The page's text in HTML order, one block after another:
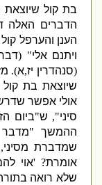
בת קול שיוצאת
הדברים האלה
הענן והערפל קול
ויתנם אלי" (
סנהדרין יז, א).
שיוצאת בת קול
אולי אפשר
סיני",ש "ביום הזה
ההמשך" מדבר
שמדברת מסיני,
אומרת? 'אוי להם
שלא רואה